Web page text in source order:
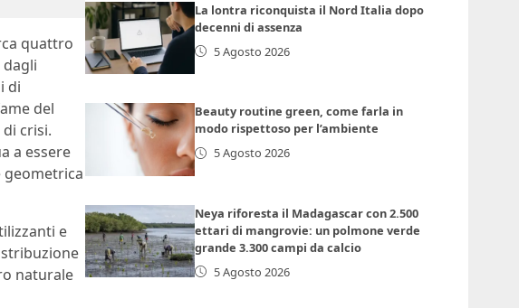
quattro
di
del
crisi.
a essere
geometrica
e
naturale
La lontra riconquista il Nord Italia dopo
decenni di assenza
5 Agosto 2026
Beauty routine green, come farla in
modo rispettoso per l’ambiente
5 Agosto 2026
Neya riforesta il Madagascar con 2.500
ettari di mangrovie: un polmone verde
grande 3.300 campi da calcio
5 Agosto 2026